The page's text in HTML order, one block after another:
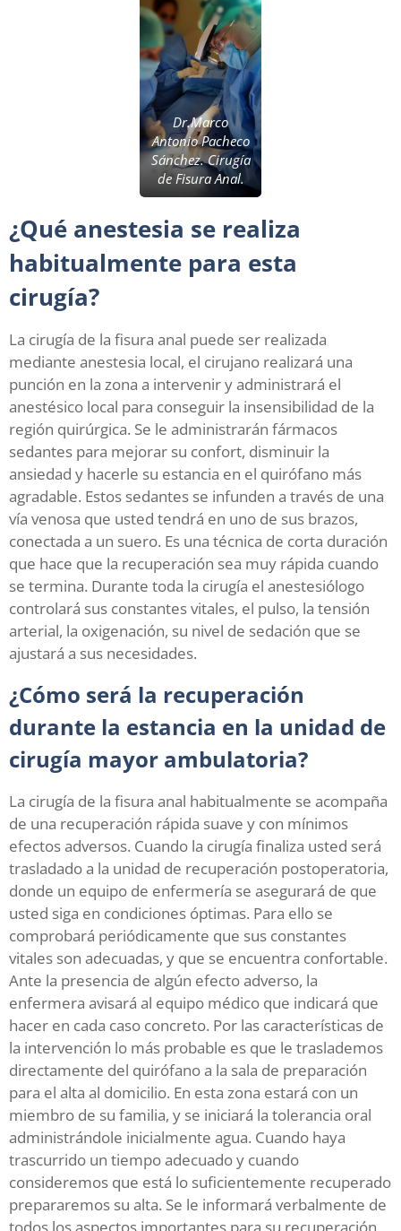
Dr.Marco
Antonio Pacheco
Sánchez. Cirugía
de Fisura Anal.
¿Qué anestesia se realiza
habitualmente para esta
cirugía?
La cirugía de la fisura anal puede ser realizada
mediante anestesia local, el cirujano realizará una
punción en la zona a intervenir y administrará el
anestésico local para conseguir la insensibilidad de la
región quirúrgica. Se le administrarán fármacos
sedantes para mejorar su confort, disminuir la
ansiedad y hacerle su estancia en el quirófano más
agradable. Estos sedantes se infunden a través de una
vía venosa que usted tendrá en uno de sus brazos,
conectada a un suero. Es una técnica de corta duración
que hace que la recuperación sea muy rápida cuando
se termina. Durante toda la cirugía el anestesiólogo
controlará sus constantes vitales, el pulso, la tensión
arterial, la oxigenación, su nivel de sedación que se
ajustará a sus necesidades.
¿Cómo será la recuperación
durante la estancia en la unidad de
cirugía mayor ambulatoria?
La cirugía de la fisura anal habitualmente se acompaña
de una recuperación rápida suave y con mínimos
efectos adversos. Cuando la cirugía finaliza usted será
trasladado a la unidad de recuperación postoperatoria,
donde un equipo de enfermería se asegurará de que
usted siga en condiciones óptimas. Para ello se
comprobará periódicamente que sus constantes
vitales son adecuadas, y que se encuentra confortable.
Ante la presencia de algún efecto adverso, la
enfermera avisará al equipo médico que indicará que
hacer en cada caso concreto. Por las características de
la intervención lo más probable es que le traslademos
directamente del quirófano a la sala de preparación
para el alta al domicilio. En esta zona estará con un
miembro de su familia, y se iniciará la tolerancia oral
administrándole inicialmente agua. Cuando haya
trascurrido un tiempo adecuado y cuando
consideremos que está lo suficientemente recuperado
prepararemos su alta. Se le informará verbalmente de